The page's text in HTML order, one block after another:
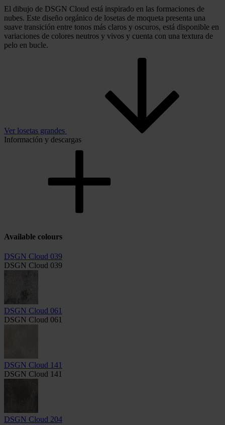
El dibujo de DSGN Cloud está inspirado en las formaciones de
nubes. Este diseño orgánico de losetas de moqueta presenta una
suave transición entre tonos más claros y oscuros, está disponible en
variaciones de colores neutros y vivos y cuenta con una textura de
pelo en bucle.
Ver losetas grandes
Información y descargas
Available colours
DSGN Cloud 039
DSGN Cloud 039
DSGN Cloud 061
DSGN Cloud 061
DSGN Cloud 141
DSGN Cloud 141
DSGN Cloud 204